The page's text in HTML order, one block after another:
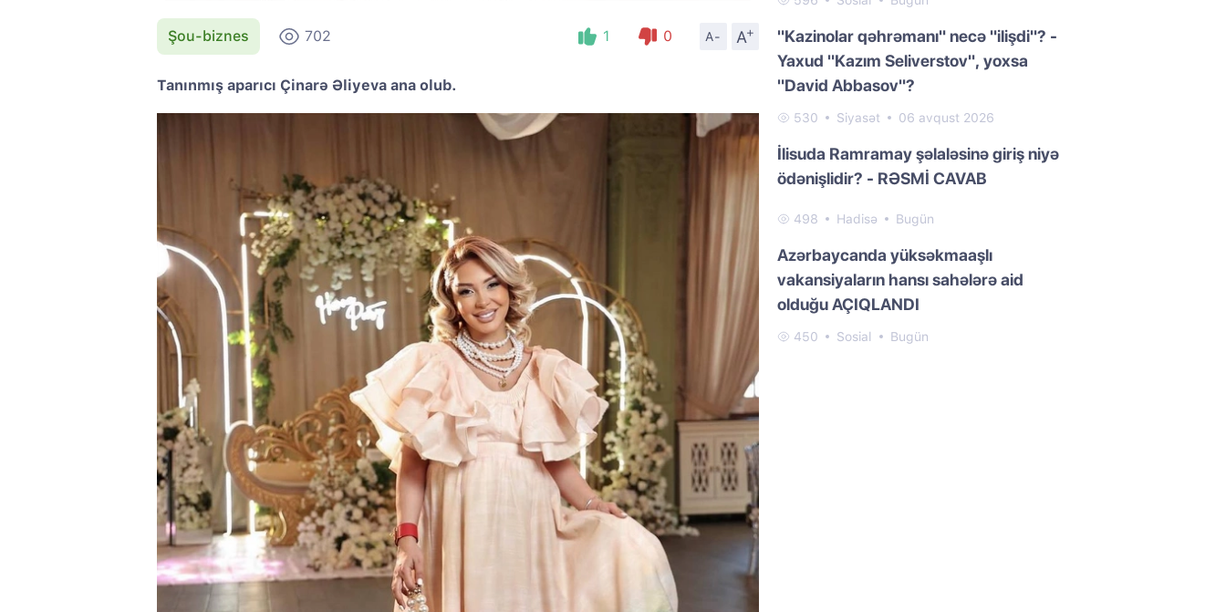
Şou-biznes 702 1 0 A- A
+
Tanınmış aparıcı Çinarə Əliyeva ana olub.
"Kazinolar qəhrəmanı" necə "ilişdi"? -
Yaxud "Kazım Seliverstov", yoxsa
"David Abbasov"?
530 Siyasət 06 avqust 2026
İlisuda Ramramay şəlaləsinə giriş niyə
ödənişlidir? - RƏSMİ CAVAB
498 Hadisə Bugün
Azərbaycanda yüksəkmaaşlı
vakansiyaların hansı sahələrə aid
olduğu AÇIQLANDI
450 Sosial Bugün